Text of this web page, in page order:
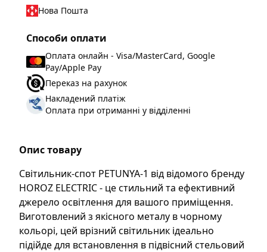
Нова Пошта
Способи оплати
Оплата онлайн - Visa/MasterCard, Google
Pay/Apple Pay
Переказ на рахунок
Накладений платіж
Оплата при отриманні у відділенні
Опис товару
Світильник-спот PETUNYA-1 від відомого бренду
HOROZ ELECTRIC - це стильний та ефективний
джерело освітлення для вашого приміщення.
Виготовлений з якісного металу в чорному
кольорі, цей врізний світильник ідеально
підійде для встановлення в підвісний стельовий